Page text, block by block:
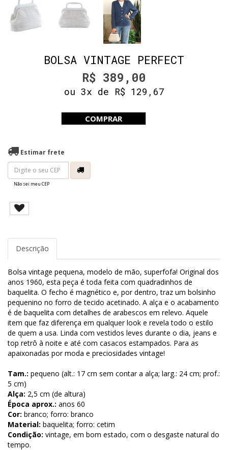
BOLSA VINTAGE PERFECT
R$ 389,00
ou 3x de R$ 129,67
COMPRAR
Estimar frete
Não sei meu CEP
Descrição
Bolsa vintage pequena, modelo de mão, superfofa! Original dos
anos 1960, esta peça é toda feita com quadradinhos de
baquelita. O fecho é magnético e, por dentro, traz um bolsinho
pequenino no forro de tecido acetinado. A alça e o acabamento
é de baquelita com detalhes de arabescos em relevo. Aquele
item que faz diferença em qualquer look e revela todo o estilo
de quem a usa. Linda com vestidos leves durante o dia, jeans e
top retrô à noite e até com casacos estampados. Para as
apaixonadas por moda e preciosidades vintage!
Tam.: pequeno (alt.: 17 cm sem contar a alça; larg.: 24 cm; prof.:
5 cm)
Alça: 2,5 cm (de altura)
Época aprox.: anos 60
Cor: branco; forro: branco
Material: baquelita; forro: cetim
Condição: vintage, em bom estado, com o desgaste natural do
tempo.